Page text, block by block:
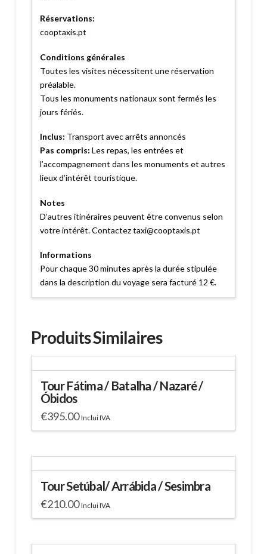
Réservations:
cooptaxis.pt
Conditions générales
Toutes les visites nécessitent une réservation
préalable.
Tous les monuments nationaux sont fermés les
jours fériés.
Inclus: Transport avec arrêts annoncés
Pas compris: Les repas, les entrées et
l’accompagnement dans les monuments et autres
lieux d’intérêt touristique.
Notes
D’autres itinéraires peuvent être convenus selon
votre intérêt. Contactez taxi@cooptaxis.pt
Informations
Pour chaque 30 minutes après la durée stipulée
dans la description du voyage sera facturé 12 €.
Produits Similaires
Tour Fátima / Batalha / Nazaré /
Óbidos
€395.00 Inclui IVA
Tour Setúbal/ Arrábida / Sesimbra
€210.00 Inclui IVA